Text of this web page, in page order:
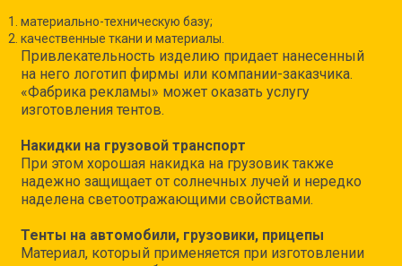
материально-техническую базу;
качественные ткани и материалы.
Привлекательность изделию придает нанесенный
на него логотип фирмы или компании-заказчика.
«Фабрика рекламы» может оказать услугу
изготовления тентов.
Накидки на грузовой транспорт
При этом хорошая накидка на грузовик также
надежно защищает от солнечных лучей и нередко
наделена светоотражающими свойствами.
Тенты на автомобили, грузовики, прицепы
Материал, который применяется при изготовлении